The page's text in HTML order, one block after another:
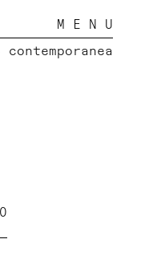
M E N U